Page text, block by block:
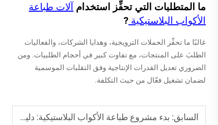
ما المتطلبات التي تحفِّز استخدام آلات طباعة
الأكواب البلاستيكية ?
غالبًا ما تحفِّز الحملات الترويجية، وهدايا الشركات، والفعاليات
الطلبَ على المنتجات، مع تفاوت كبير في أحجام الطلبيات. ومن
الضروري تعديل القدرات الإنتاجية وفق التقلبات الموسمية
لضمان تشغيل فعّال من حيث التكلفة.
السابق: بدء مشروع طباعة الأكواب البلاستيكية: دليل شامل